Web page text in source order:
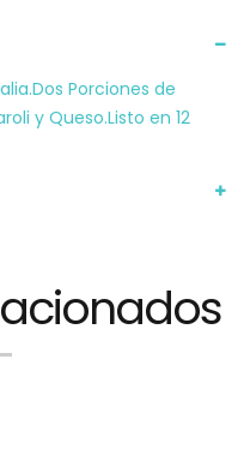
Porciones de
y Queso.Listo en 12